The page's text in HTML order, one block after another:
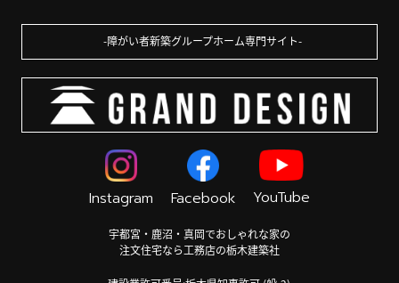
障がい者新築グループホーム専門サイト
Instagram Facebook YouTube
宇都宮・鹿沼・真岡でおしゃれな家の
注文住宅なら工務店の栃木建築社